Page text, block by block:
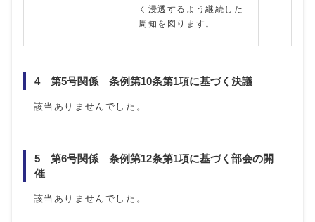
く浸透するよう継続した
周知を図ります。
4 第5号関係 条例第10条第1項に基づく決議
該当ありませんでした。
5 第6号関係 条例第12条第1項に基づく部会の開
催
該当ありませんでした。